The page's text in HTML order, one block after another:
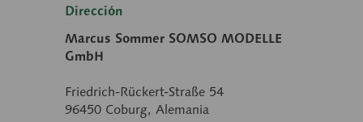
Dirección
Marcus Sommer SOMSO MODELLE
GmbH
Friedrich-Rückert-Straße 54
96450 Coburg, Alemania